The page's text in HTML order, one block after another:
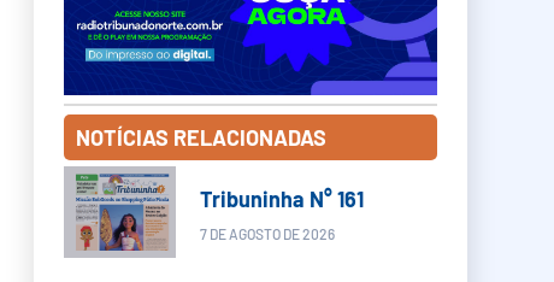
NOTÍCIAS RELACIONADAS
Tribuninha N° 161
7 DE AGOSTO DE 2026